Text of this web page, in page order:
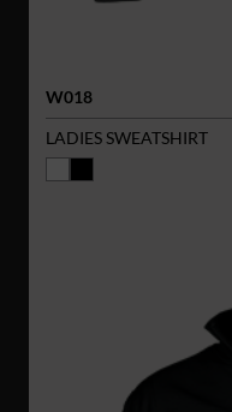
W018
LADIES SWEATSHIRT